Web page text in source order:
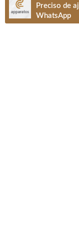
Preciso de
WhatsApp